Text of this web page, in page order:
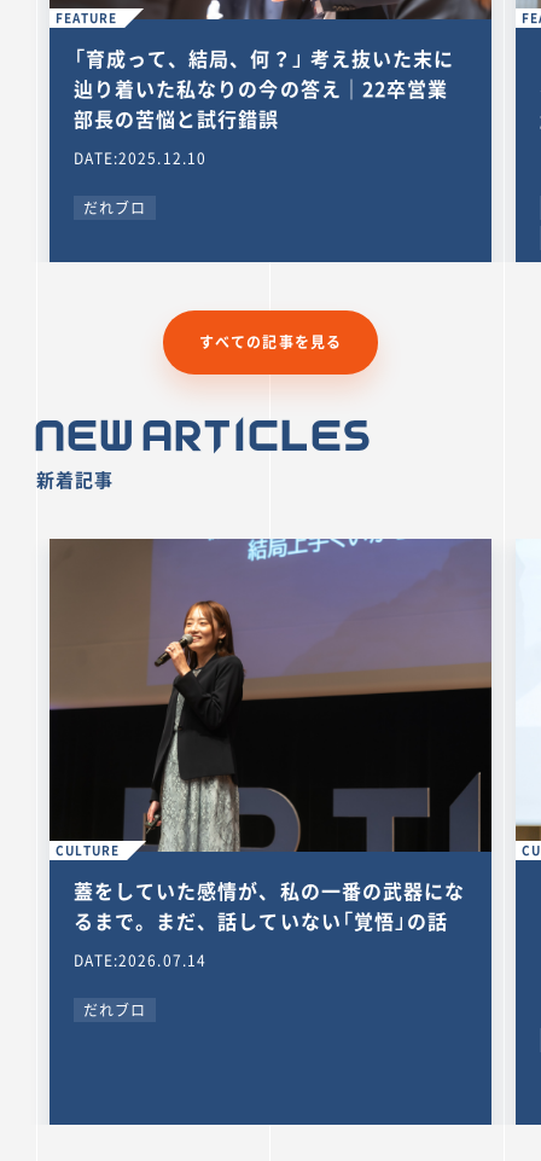
FEATURE
「育成って、結局、何？」 考え抜いた末に
辿り着いた私なりの今の答え｜22卒営業
部長の苦悩と試行錯誤
DATE:2025.12.10
だれブロ
すべての記事を見る
New Articles
新着記事
CULTURE
蓋をしていた感情が、私の一番の武器にな
るまで。まだ、話していない「覚悟」の話
DATE:2026.07.14
だれブロ